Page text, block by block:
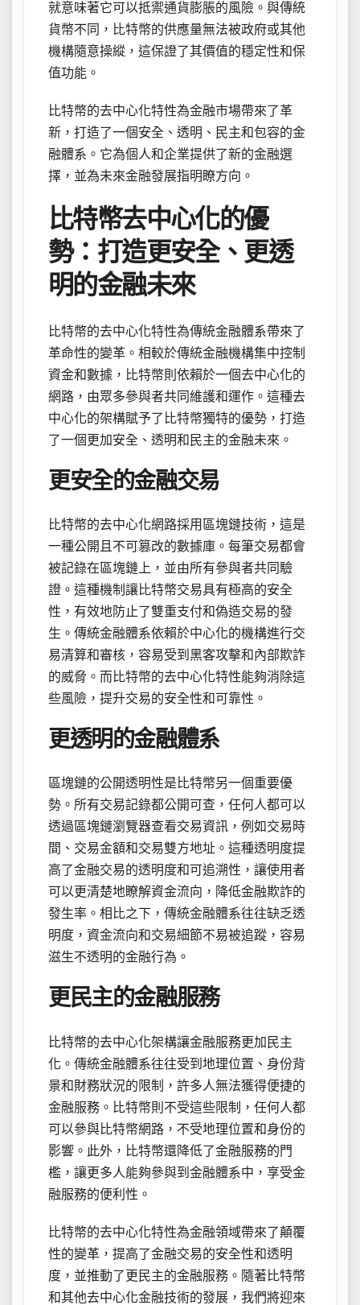
就意味著它可以抵禦通貨膨脹的風險。與傳統
貨幣不同，比特幣的供應量無法被政府或其他
機構隨意操縱，這保證了其價值的穩定性和保
值功能。
比特幣的去中心化特性為金融市場帶來了革
新，打造了一個安全、透明、民主和包容的金
融體系。它為個人和企業提供了新的金融選
擇，並為未來金融發展指明瞭方向。
比特幣去中心化的優
勢：打造更安全、更透
明的金融未來
比特幣的去中心化特性為傳統金融體系帶來了
革命性的變革。相較於傳統金融機構集中控制
資金和數據，比特幣則依賴於一個去中心化的
網路，由眾多參與者共同維護和運作。這種去
中心化的架構賦予了比特幣獨特的優勢，打造
了一個更加安全、透明和民主的金融未來。
更安全的金融交易
比特幣的去中心化網路採用區塊鏈技術，這是
一種公開且不可篡改的數據庫。每筆交易都會
被記錄在區塊鏈上，並由所有參與者共同驗
證。這種機制讓比特幣交易具有極高的安全
性，有效地防止了雙重支付和偽造交易的發
生。傳統金融體系依賴於中心化的機構進行交
易清算和審核，容易受到黑客攻擊和內部欺詐
的威脅。而比特幣的去中心化特性能夠消除這
些風險，提升交易的安全性和可靠性。
更透明的金融體系
區塊鏈的公開透明性是比特幣另一個重要優
勢。所有交易記錄都公開可查，任何人都可以
透過區塊鏈瀏覽器查看交易資訊，例如交易時
間、交易金額和交易雙方地址。這種透明度提
高了金融交易的透明度和可追溯性，讓使用者
可以更清楚地瞭解資金流向，降低金融欺詐的
發生率。相比之下，傳統金融體系往往缺乏透
明度，資金流向和交易細節不易被追蹤，容易
滋生不透明的金融行為。
更民主的金融服務
比特幣的去中心化架構讓金融服務更加民主
化。傳統金融體系往往受到地理位置、身份背
景和財務狀況的限制，許多人無法獲得便捷的
金融服務。比特幣則不受這些限制，任何人都
可以參與比特幣網路，不受地理位置和身份的
影響。此外，比特幣還降低了金融服務的門
檻，讓更多人能夠參與到金融體系中，享受金
融服務的便利性。
比特幣的去中心化特性為金融領域帶來了顛覆
性的變革，提高了金融交易的安全性和透明
度，並推動了更民主的金融服務。隨著比特幣
和其他去中心化金融技術的發展，我們將迎來